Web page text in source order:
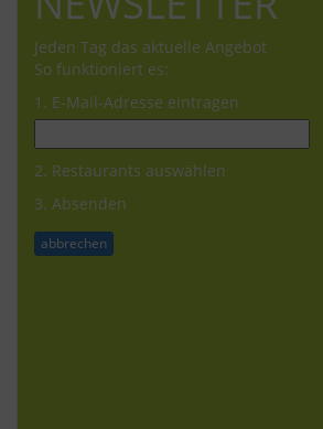
Jeden Tag das aktuelle Angebot
So funktioniert es:
1. E-Mail-Adresse eintragen
2. Restaurants auswählen
3. Absenden